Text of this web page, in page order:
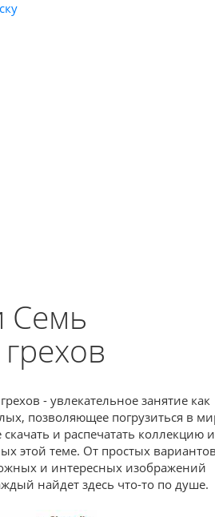
Семь
- увлекательное занятие как
позволяющее погрузиться в
и распечатать коллекцию
этой теме. От простых
и интересных изображений
найдет здесь что-то по душе.